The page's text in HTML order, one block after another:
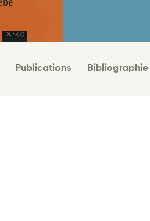
Publications Bibliographie